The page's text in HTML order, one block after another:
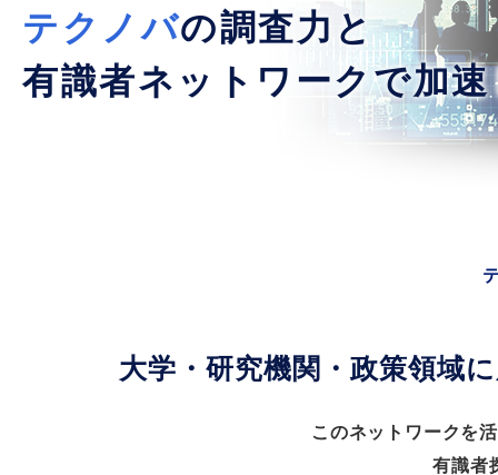
テクノバの調査力と
有識者ネットワークで加
大学・研究機関・政策領域
このネットワークを
有識者